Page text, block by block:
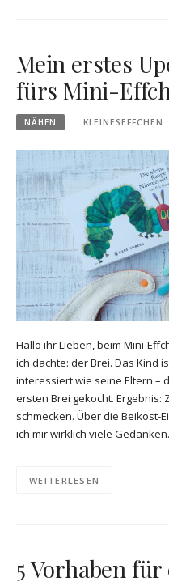
Mein erstes
fürs Mini-
NÄHEN KLEINESEFFCHEN
Hallo ihr Lieben, beim Mini-
ich dachte: der Brei. Das Kind
interessiert wie seine Eltern –
ersten Brei gekocht. Ergebnis:
schmecken. Über die Beikost-
ich mir wirklich viele
WEITERLESEN
5 Vorhaben für